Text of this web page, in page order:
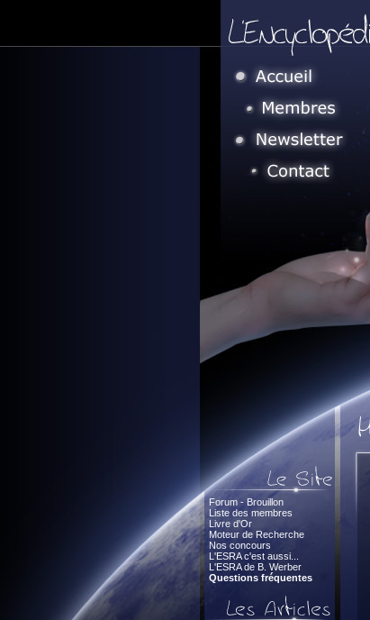
Forum - Brouillon
Liste des membres
Livre d'Or
Moteur de Recherche
Nos concours
L'ESRA c'est aussi...
L'ESRA de B. Werber
Questions fréquentes